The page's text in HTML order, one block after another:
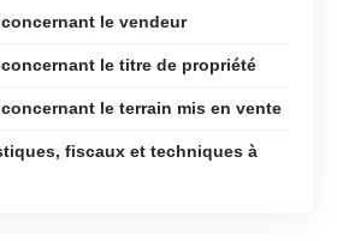
le vendeur
le titre de propriété
le terrain mis en vente
fiscaux et techniques à